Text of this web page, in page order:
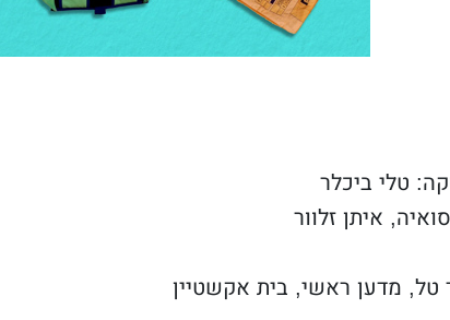
טלי ביכלר
איתן זלוור
טל, מדען ראשי, בית אקשטיין